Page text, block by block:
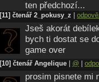
ten předchozí...
[11] čtenář 2_pokusy_z
Jseš akorát
bych ti dostat se
game over
[10] čtenář Angelique @
prosim pisnete mi